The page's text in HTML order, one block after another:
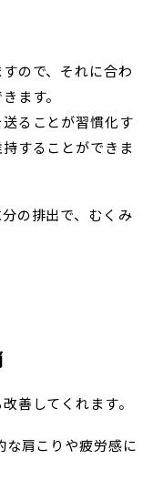
ので、それに合わ
ます。
ることが習慣化す
することができま
の排出で、むくみ
善してくれます。
な肩こりや疲労感に